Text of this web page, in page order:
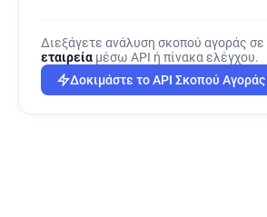
Διεξάγετε ανάλυση σκοπού αγοράς σε
εταιρεία μέσω API ή πίνακα ελέγχου.
Δοκιμάστε το API Σκοπού Αγοράς